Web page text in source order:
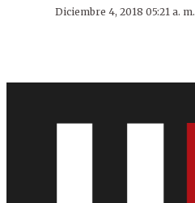
Diciembre 4, 2018 05:21 a. m.